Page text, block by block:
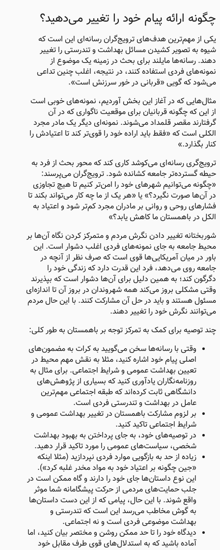
چگونه ارائه پیام خود را تغییر می‌دهید؟
یکی از مهم‌ترین هدف‌های ترویج‌گران رسانه‌ای این است که
شیوه به تصویر کشیدن مسائل بهداشت و تندرستی را تغییر
دهند. رسانه‌ها مایلند برای بحث در زمینه یک موضوع از
نمونه‌های فردی استفاده کنند، در نتیجه، اغلب چنین تداعی
می‌شود که گویی «قربانی در خور سرزنش است».
مثال‌هایی که در آغاز این بخش آوردیم، نمونه‌های خوبی است
از این که چگونه قربانیان برای موقعیت ناگواری که در آن
گرفتارند مقصر قلمداد می‌شوند. نمونه‌ای دیگر یک مادر مجرد
الکلی است که «فقط باید اراده خود را قوی‌تر کند تا اعتیادش را
کنار بگذارد.»
ترویج‌گری رسانه‌ای می‌کوشد کاری کند که محور بحث از فرد به
حیطه گسترده‌تر جامعه کشانده شود. ترویج‌گران می‌پرسند:
«چگونه می‌توانیم شهرهای خود را امن‌تر کنیم تا هیچ تجاوزی
در آن‌ها صورت نگیرد؟» یا «هر یک از ما چه کار می‌تواند بکند تا
فشارهای روحی و روانی بر مادران مجرد کم‌تر شود و اعتیاد به
الکل در باهمستان ما کاهش یابد؟»
شوربختانه تغییر دادن نگرش مردم و متمرکز کردن نگاه آن‌ها بر
محیط جامعه به جای نمونه‌های فردی اغلب دشوار است. این
باور در میان آمریکایی‌ها قوی است که صرف‌ نظر از آنچه در
جامعه روی می‌دهد، فرد این قدرت دارد که زندگی خود را
دگرگون کند؛ به همین دلیل برای آن‌ها دشوار است که بپذیرند
وقتی مشکلی بروز می‌کند همه شهروندان در بروز آن تا اندازه‌ای
مسئول هستند و باید در حل آن مشارکت کنند. با این حال مردم
می‌توانند نگرش خود را تغییر دهند.
چند توصیه برای کمک به تمرکز توجه بر باهمستان به طور کلی:
وقتی با رسانه‌ها سخن می‌گویید به کرات به مضمون‌های
اصلی پیام خود اشاره کنید، مثلا به نقش مهم محیط در
تعیین بهداشت عمومی و شرایط اجتماعی. برای مثال به
روزنامه‌نگاران یادآوری کنید که بسیاری از پژوهش‌های
دانشگاهی ثابت کرده‌اند که طبقه اجتماعی مهم‌ترین
عامل در بهداشت و تندرستی فردی است.
بر لزوم مشارکت باهمستان در تغییر بهداشت عمومی و
شرایط اجتماعی تاکید کنید.
در توصیه‌های خود، به جای پرداختن به بهبود بهداشت
شخصی، سیاست‌های عمومی را مورد تاکید قرار دهید.
زیاده از حد به بازگویی موارد فردی نپردازید (مثلا اینکه
«جین چگونه بر اعتیاد خود به مواد مخدر غلبه کرد»).
این نوع داستان‌ها جای خود را دارند و گاه ممکن است در
جلب حمایت‌های مردمی از حرکت پیشگامانه شما موثر
واقع شوند. با این حال، پیامی که از این دست داستان‌ها
به گوش مخاطب می‌رسد این است که تندرستی و
بهداشت موضوعی فردی است و نه اجتماعی.
دیدگاه خود را تا حد ممکن روشن و مختصر بیان کنید، اما
آماده باشید که به استدلال‌های قوی طرف مقابل خود